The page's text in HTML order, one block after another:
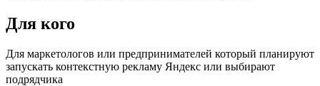
Для кого
Для маркетологов или предпринимателей который планируют
запускать контекстную рекламу Яндекс или выбирают
подрядчика